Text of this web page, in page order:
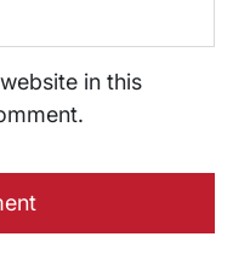
in this